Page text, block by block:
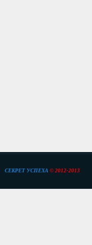
СЕКРЕТ УСПЕХА © 2012-2013